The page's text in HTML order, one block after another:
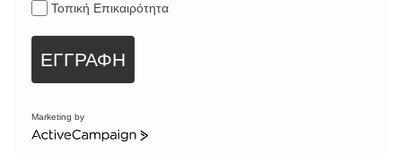
Τοπική Επικαιρότητα
ΕΓΓΡΑΦΗ
Marketing by